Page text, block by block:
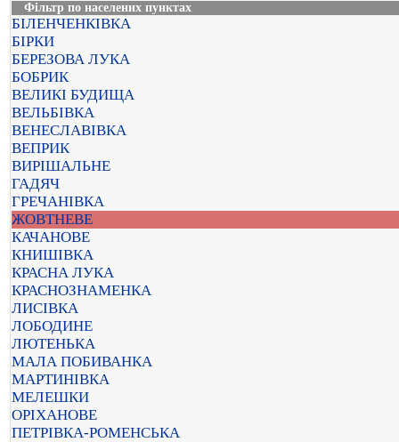
Фільтр по населених пунктах
БІЛЕНЧЕНКІВКА
БІРКИ
БЕРЕЗОВА ЛУКА
БОБРИК
ВЕЛИКІ БУДИЩА
ВЕЛЬБІВКА
ВЕНЕСЛАВІВКА
ВЕПРИК
ВИРІШАЛЬНЕ
ГАДЯЧ
ГРЕЧАНІВКА
ЖОВТНЕВЕ
КАЧАНОВЕ
КНИШІВКА
КРАСНА ЛУКА
КРАСНОЗНАМЕНКА
ЛИСІВКА
ЛОБОДИНЕ
ЛЮТЕНЬКА
МАЛА ПОБИВАНКА
МАРТИНІВКА
МЕЛЕШКИ
ОРІХАНОВЕ
ПЕТРІВКА-РОМЕНСЬКА